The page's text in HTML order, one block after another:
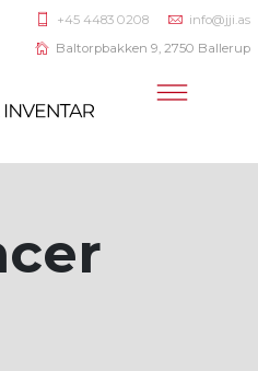
+45 4483 0208
info@jji.as
Baltorpbakken 9, 2750 Ballerup